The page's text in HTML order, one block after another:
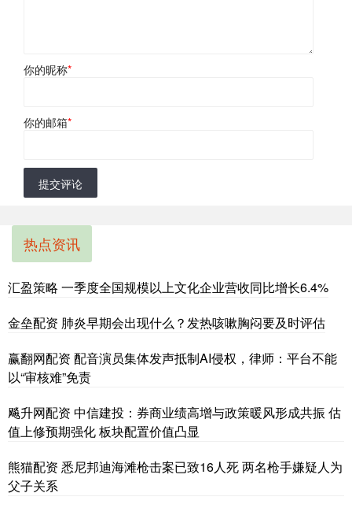
你的昵称*
你的邮箱*
提交评论
热点资讯
汇盈策略 一季度全国规模以上文化企业营收同比增长6.4%
金垒配资 肺炎早期会出现什么？发热咳嗽胸闷要及时评估
赢翻网配资 配音演员集体发声抵制AI侵权，律师：平台不能
以“审核难”免责
飚升网配资 中信建投：券商业绩高增与政策暖风形成共振 估
值上修预期强化 板块配置价值凸显
熊猫配资 悉尼邦迪海滩枪击案已致16人死 两名枪手嫌疑人为
父子关系